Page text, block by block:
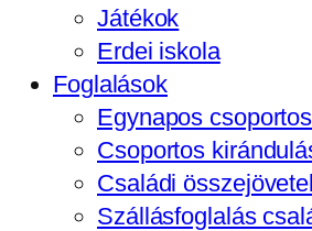
Játékok
Erdei iskola
Foglalások
Egynapos
Csoportos
Családi
Szállásfoglalás